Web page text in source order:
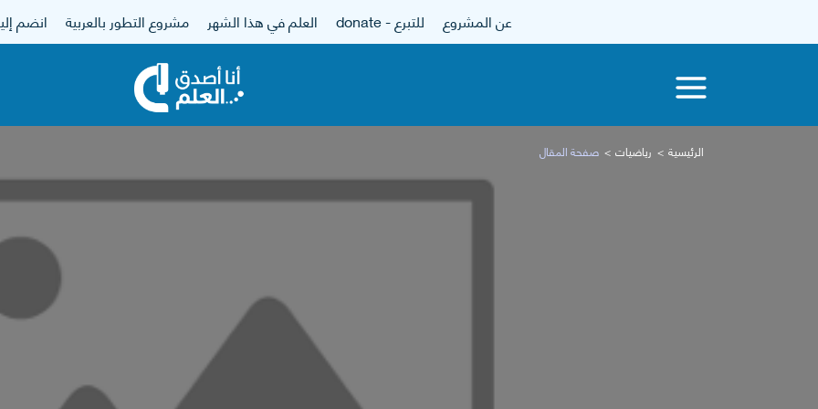
عن المشروع للتبرع - donate العلم في هذا الشهر مشروع التطور بالعربية انضم
الرئيسية رياضيات صفحة المقال